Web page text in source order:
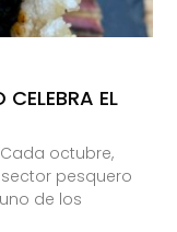
EL
octubre,
pesquero
de los